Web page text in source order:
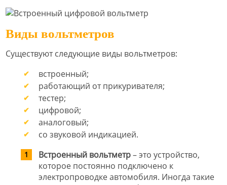
Виды вольтметров
Существуют следующие виды вольтметров:
встроенный;
работающий от прикуривателя;
тестер;
цифровой;
аналоговый;
со звуковой индикацией.
Встроенный вольтметр– это устройство,
которое постоянно подключено к
электропроводке автомобиля. Иногда такие